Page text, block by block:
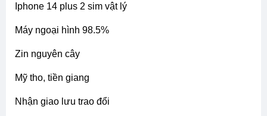
iphone 14 plus 2 sim vật lý
máy ngoại hình 98.5%
zin nguyên cây
mỹ tho, tiền giang
nhận giao lưu trao đổi